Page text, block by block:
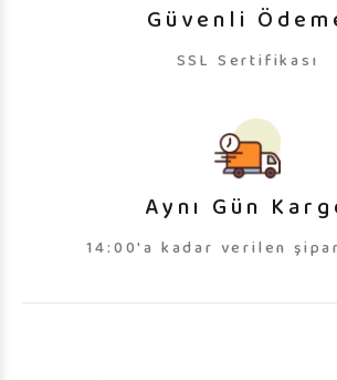
Güvenli
SSL Sertifikası
Aynı Gün
14:00'a kadar verilen